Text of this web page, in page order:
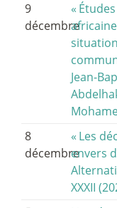
9
décembre
«
Jean-
8
décembre
« Les
envers
XXXII